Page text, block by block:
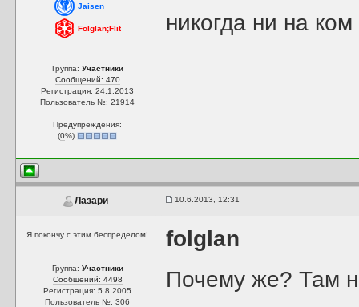
Jaisen
Folglan;Flit
Группа: Участники
Сообщений: 470
Регистрация: 24.1.2013
Пользователь №: 21914
Предупреждения:
(0%)
никогда ни на
Лазари 10.6.2013, 12:31
Я покончу с этим беспределом!
Группа: Участники
Сообщений: 4498
Регистрация: 5.8.2005
Пользователь №: 306
folglan
Почему же? Там